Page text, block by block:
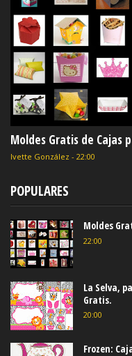
Moldes Gratis de Cajas
Ivette González - 22:00
POPULARES
Moldes
22:00
La Selva,
Gratis.
20:00
Frozen: